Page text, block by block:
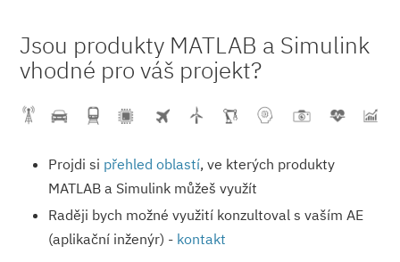
Jsou produkty MATLAB a Simulink
vhodné pro váš projekt?
Projdi si přehled oblastí, ve kterých produkty
MATLAB a Simulink můžeš využít
Raději bych možné využití konzultoval s vaším AE
(aplikační inženýr) - kontakt